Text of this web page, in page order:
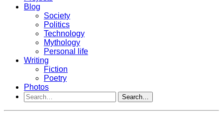
Blog
Society
Politics
Technology
Mythology
Personal life
Writing
Fiction
Poetry
Photos
Search…